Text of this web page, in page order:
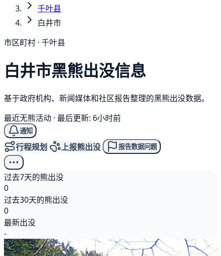
千叶县
白井市
市区町村 · 千叶县
白井市黑熊出没信息
基于政府机构、新闻媒体和社区报告整理的黑熊出没数据。
最近无熊活动 · 最后更新: 6小时前
通知
行程规划 上报熊出没 报告数据问题
过去7天的熊出没
0
过去30天的熊出没
0
最新出没
-